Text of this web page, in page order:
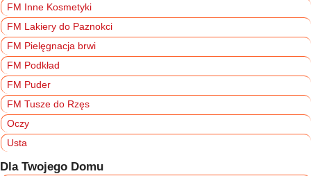
FM Inne Kosmetyki
FM Lakiery do Paznokci
FM Pielęgnacja brwi
FM Podkład
FM Puder
FM Tusze do Rzęs
Oczy
Usta
Dla Twojego Domu